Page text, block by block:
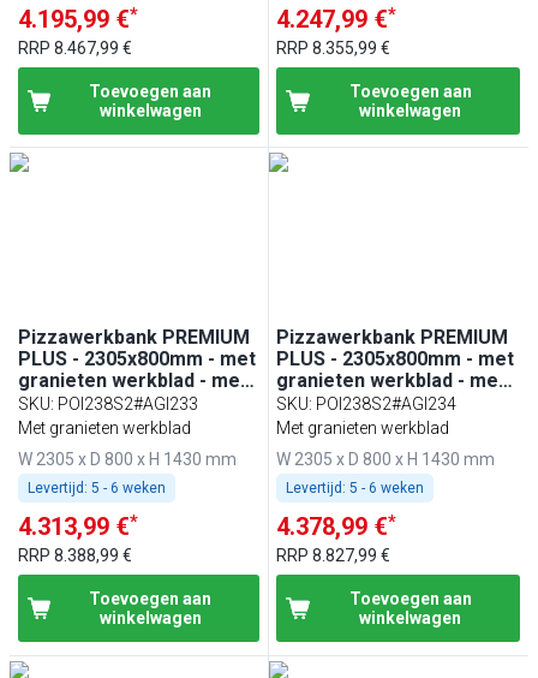
4.195,99 €*
RRP 8.467,99 €
Toevoegen aan
winkelwagen
4.247,99 €*
RRP8.355,99 €
Toevoegen aan
winkelwagen
Pizzawerkbank PREMIUM
PLUS - 2305x800mm - met
granieten werkblad - met
2 deuren & 2 laden - incl.
glasvitrine - 11x GN 1/4
SKU: POI238S2#AGI233
Met granieten werkblad
W 2305 x D 800 x H 1430 mm
Levertijd: 5 - 6 weken
4.313,99 €*
RRP 8.388,99 €
Toevoegen aan
winkelwagen
Pizzawerkbank PREMIUM
PLUS - 2305x800mm - met
granieten werkblad - met
2 deuren & 2 laden - incl.
glasvitrine - 10x GN 1/3
SKU: POI238S2#AGI234
Met granieten werkblad
W 2305 x D 800 x H 1430 mm
Levertijd: 5 - 6 weken
4.378,99 €*
RRP8.827,99 €
Toevoegen aan
winkelwagen